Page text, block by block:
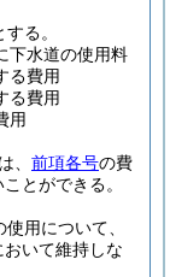
る。
下水道の使用料
る費用
る費用
用
、 前項各号の費
とができる。
用について、
いて維持しな